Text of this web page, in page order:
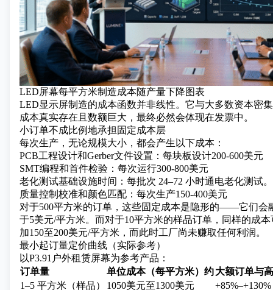
LED屏幕每平方米制造成本随产量下降图表
LED显示屏制造的成本函数并非线性。它与大多数资本密
成本真实存在且数额巨大，最终必然会体现在发票中。
小订单不成比例地承担固定成本层
每次生产，无论规模大小，都会产生以下成本：
PCB工程设计和Gerber文件设置：每块板设计200-600美元
SMT编程和首件检验：每次运行300-800美元
老化测试基础设施时间：每批次 24–72 小时通电老化测试。
质量控制校准和颜色匹配：每次生产150-400美元
对于500平方米的订单，这些固定成本是隐形的——它们会
于5美元/平方米。而对于10平方米的样品订单，同样的成
加150至200美元/平方米，而此时工厂尚未赚取任何利润。
最小起订量定价曲线（实际参考）
以P3.91户外租赁屏幕为参考产品：
订单量
单位成本（每平方米）约大额订单与
1–5 平方米（样品）
1050美元至1300美元
+85%–+130%